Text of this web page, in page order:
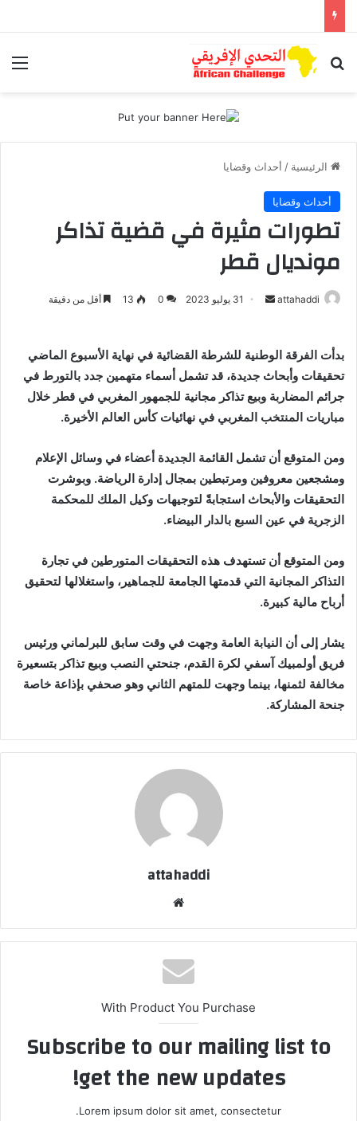
بحث عن
الرئيسية / أحداث وقضايا
أحداث وقضايا
تطورات مثيرة في قضية تذاكر
مونديال قطر
attahaddi
أرسل
31 يوليو 2023 0
13 أقل من دقيقة
بدأت الفرقة الوطنية للشرطة القضائية في نهاية الأسبوع الماضي
تحقيقات وأبحاث جديدة، قد تشمل أسماء متهمين جدد بالتورط في
جرائم المضاربة وبيع تذاكر مجانية للجمهور المغربي في قطر خلال
مباريات المنتخب المغربي في نهائيات كأس العالم الأخيرة.
ومن المتوقع أن تشمل القائمة الجديدة أعضاء في وسائل الإعلام
ومشجعين معروفين ومرتبطين بمجال إدارة الرياضة. وبوشرت
التحقيقات والأبحاث استجابةً لتوجيهات وكيل الملك للمحكمة
الزجرية في عين السبع بالدار البيضاء.
ومن المتوقع أن تستهدف هذه التحقيقات المتورطين في تجارة
التذاكر المجانية التي قدمتها الجامعة للجماهير، واستغلالها لتحقيق
أرباح مالية كبيرة.
يشار إلى أن النيابة العامة وجهت في وقت سابق للبرلماني ورئيس
فريق أولمبيك آسفي لكرة القدم، جنحتي النصب وبيع تذاكر بتسعيرة
مخالفة لثمنها، بينما وجهت للمتهم الثاني وهو صحفي بإذاعة خاصة
جنحة المشاركة.
attahaddi
With Product You Purchase
Subscribe to our mailing list to
get the new updates!
Lorem ipsum dolor sit amet, consectetur.